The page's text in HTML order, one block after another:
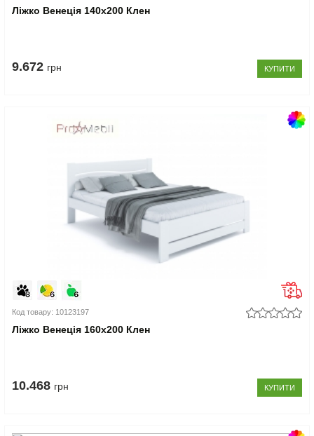
Ліжко Венеція 140x200 Клен
9.672 грн КУПИТИ
Код товару: 10123197
Ліжко Венеція 160x200 Клен
10.468 грн КУПИТИ